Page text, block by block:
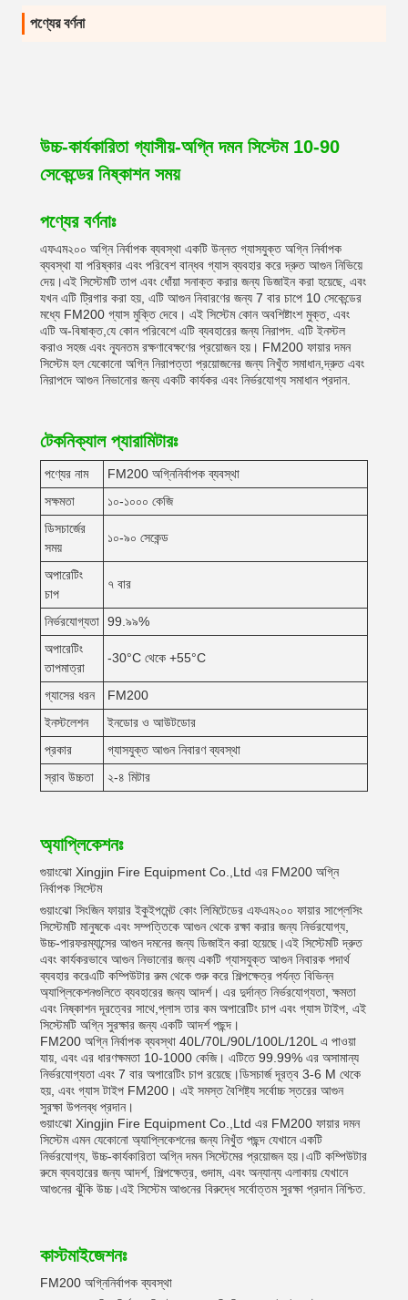
পণ্যের বর্ণনা
উচ্চ-কার্যকারিতা গ্যাসীয়-অগ্নি দমন সিস্টেম 10-90
সেকেন্ডের নিষ্কাশন সময়
পণ্যের বর্ণনাঃ
এফএম২০০ অগ্নি নির্বাপক ব্যবস্থা একটি উন্নত গ্যাসযুক্ত অগ্নি নির্বাপক
ব্যবস্থা যা পরিষ্কার এবং পরিবেশ বান্ধব গ্যাস ব্যবহার করে দ্রুত আগুন নিভিয়ে
দেয়।এই সিস্টেমটি তাপ এবং ধোঁয়া সনাক্ত করার জন্য ডিজাইন করা হয়েছে, এবং
যখন এটি ট্রিগার করা হয়, এটি আগুন নিবারণের জন্য 7 বার চাপে 10 সেকেন্ডের
মধ্যে FM200 গ্যাস মুক্তি দেবে। এই সিস্টেম কোন অবশিষ্টাংশ মুক্ত, এবং
এটি অ-বিষাক্ত,যে কোন পরিবেশে এটি ব্যবহারের জন্য নিরাপদ. এটি ইনস্টল
করাও সহজ এবং ন্যূনতম রক্ষণাবেক্ষণের প্রয়োজন হয়। FM200 ফায়ার দমন
সিস্টেম হল যেকোনো অগ্নি নিরাপত্তা প্রয়োজনের জন্য নিখুঁত সমাধান,দ্রুত এবং
নিরাপদে আগুন নিভানোর জন্য একটি কার্যকর এবং নির্ভরযোগ্য সমাধান প্রদান.
টেকনিক্যাল প্যারামিটারঃ
পণ্যের নাম
FM200 অগ্নিনির্বাপক ব্যবস্থা
সক্ষমতা
১০-১০০০ কেজি
ডিসচার্জের
সময়
১০-৯০ সেকেন্ড
অপারেটিং
চাপ
৭ বার
নির্ভরযোগ্যতা 99.৯৯%
অপারেটিং
তাপমাত্রা
-30°C থেকে +55°C
গ্যাসের ধরন
FM200
ইনস্টলেশন
ইনডোর ও আউটডোর
প্রকার
গ্যাসযুক্ত আগুন নিবারণ ব্যবস্থা
স্রাব উচ্চতা
২-৪ মিটার
অ্যাপ্লিকেশনঃ
গুয়াংঝো Xingjin Fire Equipment Co.,Ltd এর FM200 অগ্নি
নির্বাপক সিস্টেম
গুয়াংঝো সিংজিন ফায়ার ইকুইপমেন্ট কোং লিমিটেডের এফএম২০০ ফায়ার সাপ্লেসিং
সিস্টেমটি মানুষকে এবং সম্পত্তিকে আগুন থেকে রক্ষা করার জন্য নির্ভরযোগ্য,
উচ্চ-পারফরম্যান্সের আগুন দমনের জন্য ডিজাইন করা হয়েছে।এই সিস্টেমটি দ্রুত
এবং কার্যকরভাবে আগুন নিভানোর জন্য একটি গ্যাসযুক্ত আগুন নিবারক পদার্থ
ব্যবহার করেএটি কম্পিউটার রুম থেকে শুরু করে শিল্পক্ষেত্র পর্যন্ত বিভিন্ন
অ্যাপ্লিকেশনগুলিতে ব্যবহারের জন্য আদর্শ। এর দুর্দান্ত নির্ভরযোগ্যতা, ক্ষমতা
এবং নিষ্কাশন দূরত্বের সাথে,প্লাস তার কম অপারেটিং চাপ এবং গ্যাস টাইপ, এই
সিস্টেমটি অগ্নি সুরক্ষার জন্য একটি আদর্শ পছন্দ।
FM200 অগ্নি নির্বাপক ব্যবস্থা 40L/70L/90L/100L/120L এ পাওয়া
যায়, এবং এর ধারণক্ষমতা 10-1000 কেজি। এটিতে 99.99% এর অসামান্য
নির্ভরযোগ্যতা এবং 7 বার অপারেটিং চাপ রয়েছে।ডিসচার্জ দূরত্ব 3-6 M থেকে
হয়, এবং গ্যাস টাইপ FM200। এই সমস্ত বৈশিষ্ট্য সর্বোচ্চ স্তরের আগুন
সুরক্ষা উপলব্ধ প্রদান।
গুয়াংঝো Xingjin Fire Equipment Co.,Ltd এর FM200 ফায়ার দমন
সিস্টেম এমন যেকোনো অ্যাপ্লিকেশনের জন্য নিখুঁত পছন্দ যেখানে একটি
নির্ভরযোগ্য, উচ্চ-কার্যকারিতা অগ্নি দমন সিস্টেমের প্রয়োজন হয়।এটি কম্পিউটার
রুমে ব্যবহারের জন্য আদর্শ, শিল্পক্ষেত্র, গুদাম, এবং অন্যান্য এলাকায় যেখানে
আগুনের ঝুঁকি উচ্চ।এই সিস্টেম আগুনের বিরুদ্ধে সর্বোত্তম সুরক্ষা প্রদান নিশ্চিত.
কাস্টমাইজেশনঃ
FM200 অগ্নিনির্বাপক ব্যবস্থা